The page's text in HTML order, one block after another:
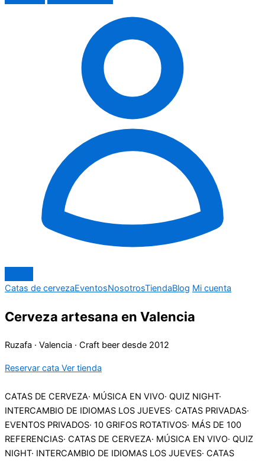
Catas de cervezaEventosNosotrosTiendaBlog Mi cuenta
Cerveza artesana en Valencia
Ruzafa · Valencia · Craft beer desde 2012
Reservar cata Ver tienda
CATAS DE CERVEZA· MÚSICA EN VIVO· QUIZ NIGHT·
INTERCAMBIO DE IDIOMAS LOS JUEVES· CATAS PRIVADAS·
EVENTOS PRIVADOS· 10 GRIFOS ROTATIVOS· MÁS DE 100
REFERENCIAS· CATAS DE CERVEZA· MÚSICA EN VIVO· QUIZ
NIGHT· INTERCAMBIO DE IDIOMAS LOS JUEVES· CATAS